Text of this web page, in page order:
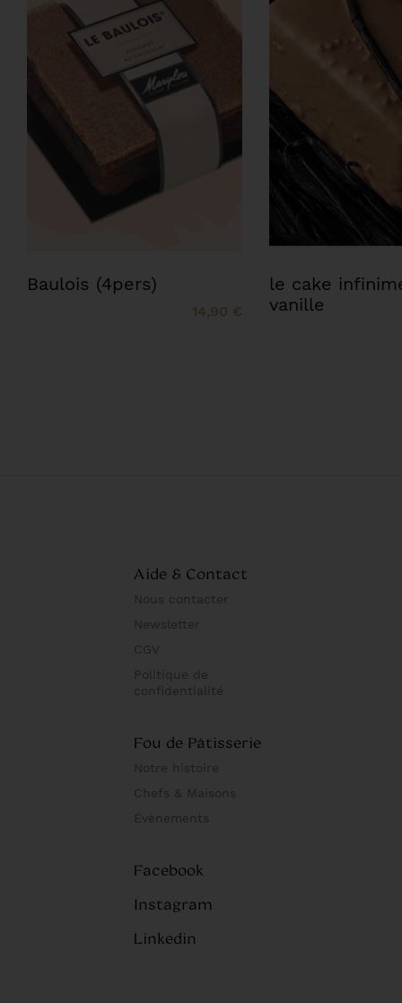
Baulois (4pers)
14,90 €
le cake
vanille
Aide & Contact
Nous contacter
Newsletter
CGV
Politique de
confidentialité
Fou de Pâtisserie
Notre histoire
Chefs & Maisons
Évènements
Facebook
Instagram
Linkedin